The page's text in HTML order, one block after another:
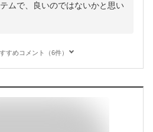
ムで、良いのではないかと思い
すめコメント（6件）